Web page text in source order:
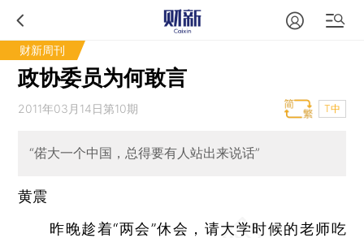
财新周刊
政协委员为何敢言
2011年03月14日第10期 T中
“偌大一个中国，总得要有人站出来说话”
黄震
昨晚趁着“两会”休会，请大学时候的老师吃